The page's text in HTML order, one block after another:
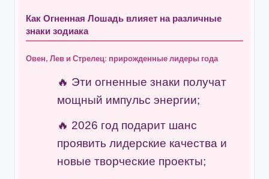
Как Огненная Лошадь влияет на различные
знаки зодиака
Овен, Лев и Стрелец: прирожденные лидеры года
Эти огненные знаки получат
мощный импульс энергии;
2026 год подарит шанс
проявить лидерские качества и
новые творческие проекты;